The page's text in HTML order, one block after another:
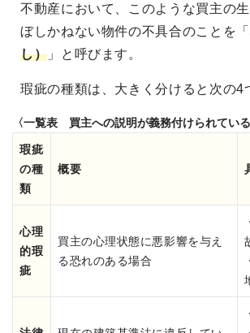
不動産において、このような買主の
ぼしかねない物件の不具合のことを「
し） 」と呼びます。
瑕疵の種類は、大きく分けると次の4
〈一覧表 買主への説明が義務付けられている
瑕疵
の種
類
概要
心理
的瑕
疵
買主の心理状態に悪影響を与え
る恐れのある場合